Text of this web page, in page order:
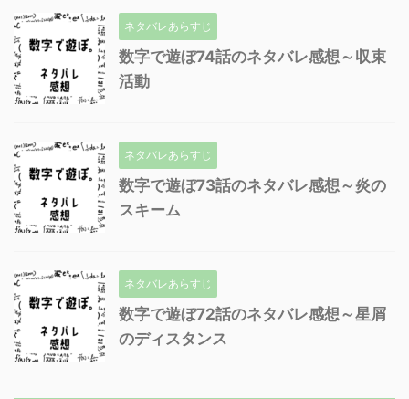
ネタバレあらすじ
数字で遊ぼ74話のネタバレ感想～収束
活動
ネタバレあらすじ
数字で遊ぼ73話のネタバレ感想～炎の
スキーム
ネタバレあらすじ
数字で遊ぼ72話のネタバレ感想～星屑
のディスタンス